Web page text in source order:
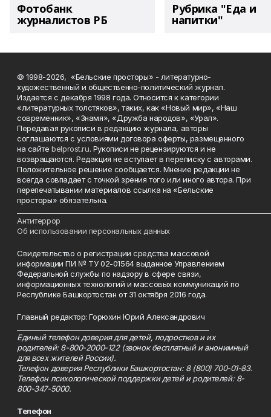
Фотобанк
журналистов РБ
Рубрика "Еда и
напитки"
© 1998-2026, «Бельские просторы» - литературно-
художественный и общественно-политический журнал.
Издается с декабря 1998 года. Относится к категории
«литературных толстяков», таких, как «Новый мир», «Наш
современник», «Знамя», «Дружба народов», «Урал».
Передавая рукописи в редакцию журнала, авторы
соглашаются с условиями договора оферты, размещенного
на сайтеbelprost.ru. Рукописи не рецензируются и не
возвращаются. Редакция не вступает в переписку с авторами.
Положительное решение сообщается. Мнение редакции не
всегда совпадает с точкой зрения того или иного автора. При
перепечатывании материалов ссылка на «Бельские
просторы» обязательна.
Антитеррор
Об использовании персональных данных
Свидетельство о регистрации средства массовой
информации ПИ № ТУ 02-01564 выданное Управлением
Федеральной службы по надзору в сфере связи,
информационных технологий и массовых коммуникаций по
Республике Башкортостан от 31 октября 2016 года.
Главный редактор: Горюхин Юрий Александрович
Единый телефон доверия для детей, подростков и их
родителей: 8-800-2000-122 (звонок бесплатный и анонимный
для всех жителей России).
Телефон доверия Республики Башкортостан: 8 (800) 700-01-83.
Телефон психологической поддержки детей и родителей: 8-
800-347-5000.
Телефон